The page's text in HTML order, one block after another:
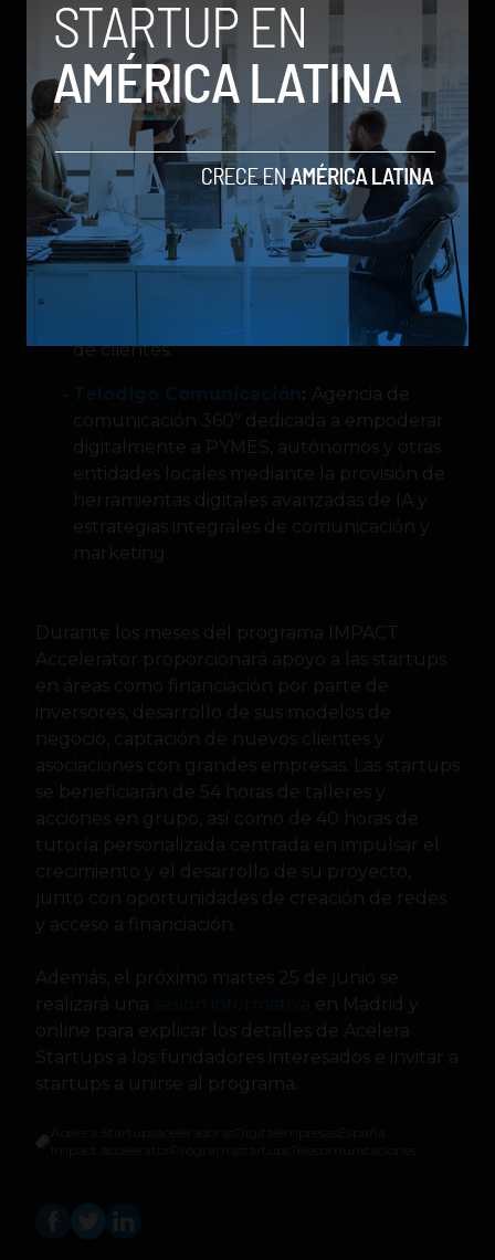
simplificar la gestión de correos,
permitiendo organización, resúmenes,
descripciones, respuestas automáticas,
ayuda en la redacción y gestión inteligente
de archivos adjuntos.
Orange Pages:Una herramienta en línea
que facilita la búsqueda y localización de
información detallada sobre negocios en
una zona geográfica específica. Este
recurso incluye datos clave como
ubicación, contacto, productos y servicios
ofrecidos, horario de atención y opiniones
de clientes.
: Agencia de
comunicación 360º dedicada a empoderar
digitalmente a PYMES, autónomos y otras
entidades locales mediante la provisión de
herramientas digitales avanzadas de IA y
estrategias integrales de comunicación y
marketing.
Durante los meses del programa IMPACT
Accelerator proporcionará apoyo a las startups
en áreas como financiación por parte de
inversores, desarrollo de sus modelos de
negocio, captación de nuevos clientes y
asociaciones con grandes empresas. Las startups
se beneficiarán de 54 horas de talleres y
acciones en grupo, así como de 40 horas de
tutoría personalizada centrada en impulsar el
crecimiento y el desarrollo de su proyecto,
junto con oportunidades de creación de redes
y acceso a financiación.
Además, el próximo martes 25 de junio se
realizará una
en Madrid y
online para explicar los detalles de Acelera
Startups a los fundadores interesados e invitar a
startups a unirse al programa.